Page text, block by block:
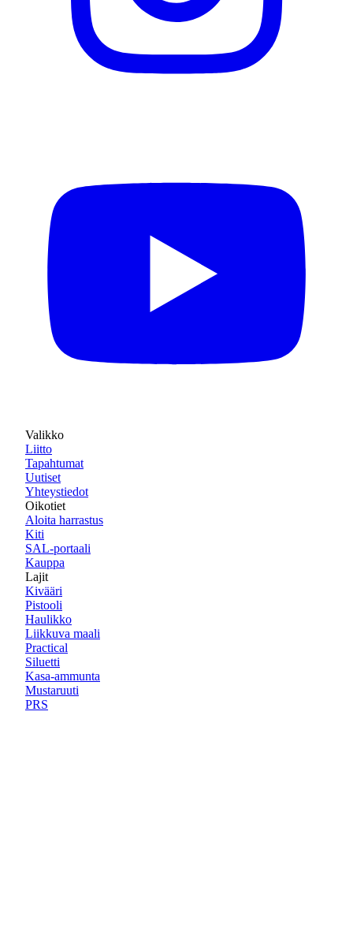
Valikko
Liitto
Tapahtumat
Uutiset
Yhteystiedot
Oikotiet
Aloita harrastus
Kiti
SAL-portaali
Kauppa
Lajit
Kivääri
Pistooli
Haulikko
Liikkuva maali
Practical
Siluetti
Kasa-ammunta
Mustaruuti
PRS